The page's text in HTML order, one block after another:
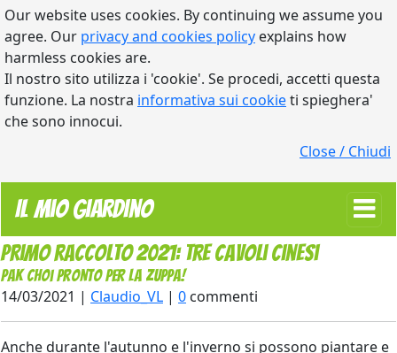
Our website uses cookies. By continuing we assume you
agree. Our privacy and cookies policy explains how
harmless cookies are.
Il nostro sito utilizza i 'cookie'. Se procedi, accetti questa
funzione. La nostra informativa sui cookieti spieghera'
che sono innocui.
Close / Chiudi
Il Mio Giardino
Primo raccolto 2021: tre cavoli cinesi
Pak Choi pronto per la zuppa!
14/03/2021 | Claudio_VL | 0 commenti
Anche durante l'autunno e l'inverno si possono piantare e